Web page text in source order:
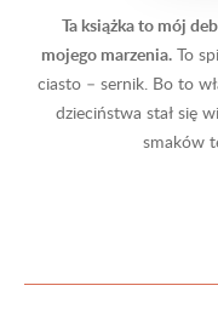
Ta książka to mój
mojego marzenia. To
ciasto – sernik. Bo to
dzieciństwa stał się
smaków